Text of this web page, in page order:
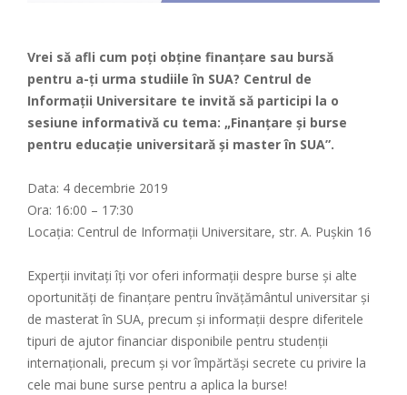
Vrei să afli cum poți obține finanțare sau bursă
pentru a-ți urma studiile în SUA? Centrul de
Informații Universitare te invită să participi la o
sesiune informativă cu tema: „Finanțare și burse
pentru educație universitară și master în SUA”.
Data: 4 decembrie 2019
Ora: 16:00 – 17:30
Locația: Centrul de Informații Universitare, str. A. Pușkin 16
Experții invitați îți vor oferi informații despre burse și alte
oportunități de finanțare pentru învățământul universitar și
de masterat în SUA, precum și informații despre diferitele
tipuri de ajutor financiar disponibile pentru studenții
internaționali, precum și vor împărtăși secrete cu privire la
cele mai bune surse pentru a aplica la burse!